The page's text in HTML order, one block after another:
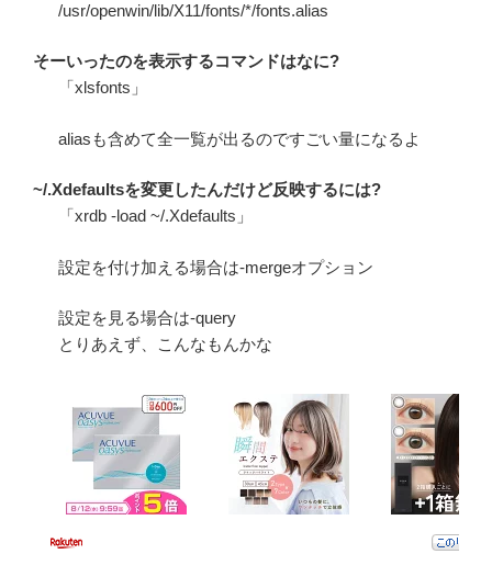
/usr/openwin/lib/X11/fonts/*/fonts.alias
そーいったのを表示するコマンドはなに?
「xlsfonts」
aliasも含めて全一覧が出るのですごい量になるよ
~/.Xdefaultsを変更したんだけど反映するには?
「xrdb -load ~/.Xdefaults」
設定を付け加える場合は-mergeオプション
設定を見る場合は-query
とりあえず、こんなもんかな